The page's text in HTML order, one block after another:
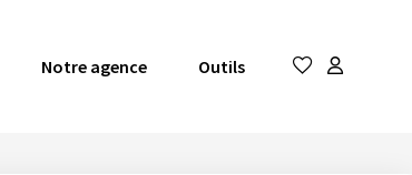
Notre agence Outils